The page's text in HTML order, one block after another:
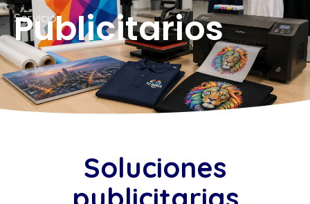
Servicios
Publicitarios
Soluciones